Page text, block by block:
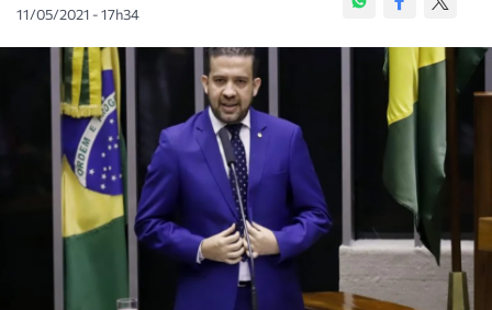
11/05/2021 - 17h34